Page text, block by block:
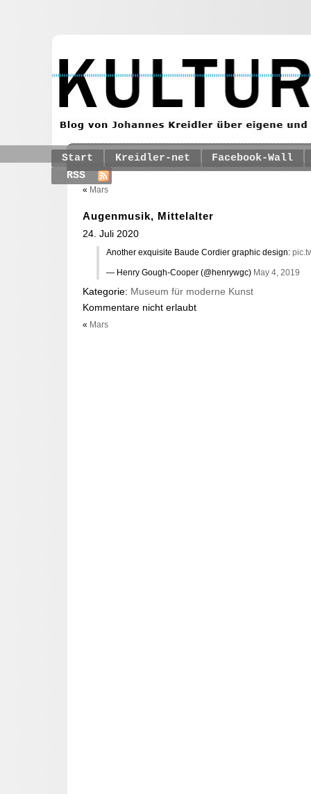
Start Kreidler-net
Facebook-Wall
RSS
« Mars
Augenmusik, Mittelalter
24. Juli 2020
Another exquisite Baude Cordier graphic design:
— Henry Gough-Cooper (@henrywgc) May 4, 2019
Kategorie: Museum für moderne Kunst
Kommentare nicht erlaubt
« Mars